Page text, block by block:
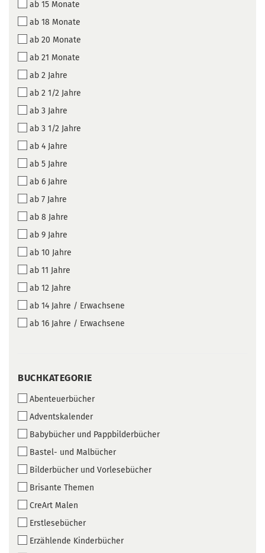
ab 15 Monate
ab 18 Monate
ab 20 Monate
ab 21 Monate
ab 2 Jahre
ab 2 1/2 Jahre
ab 3 Jahre
ab 3 1/2 Jahre
ab 4 Jahre
ab 5 Jahre
ab 6 Jahre
ab 7 Jahre
ab 8 Jahre
ab 9 Jahre
ab 10 Jahre
ab 11 Jahre
ab 12 Jahre
ab 14 Jahre / Erwachsene
ab 16 Jahre / Erwachsene
BUCHKATEGORIE
BUCHKATEGORIE
Abenteuerbücher
Adventskalender
Babybücher und Pappbilderbücher
Bastel- und Malbücher
Bilderbücher und Vorlesebücher
Brisante Themen
CreArt Malen
Erstlesebücher
Erzählende Kinderbücher